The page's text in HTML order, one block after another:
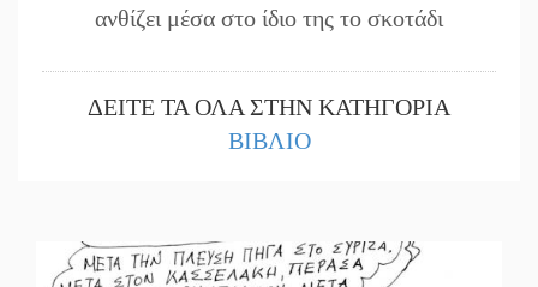
ανθίζει μέσα στο ίδιο της το σκοτάδι
ΔΕΙΤΕ ΤΑ ΟΛΑ ΣΤΗΝ ΚΑΤΗΓΟΡΙΑ
ΒΙΒΛΙΟ